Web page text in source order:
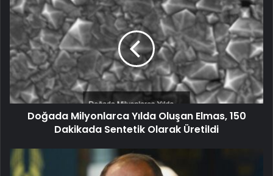
Doğada Milyonlarca Yılda Oluşan Elmas, 150
Dakikada Sentetik Olarak Üretildi